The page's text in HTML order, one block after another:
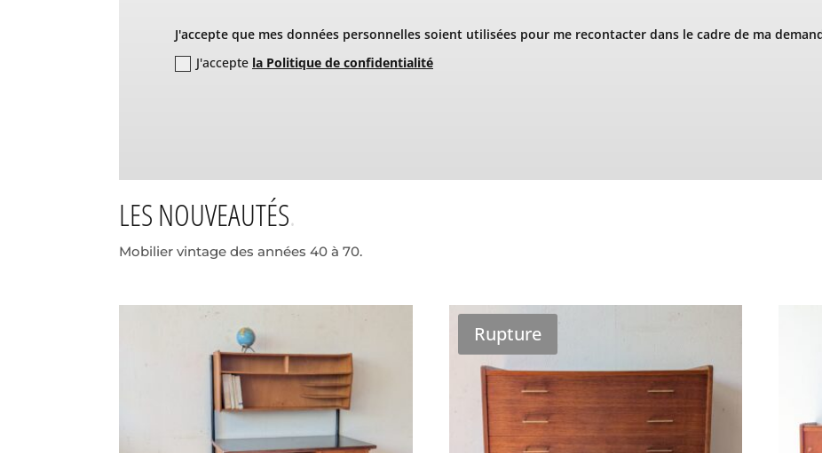
J'accepte que mes données personnelles soient utilisées pour me recontacter dans le cadre de ma
J'accepte la Politique de confidentialité
LES NOUVEAUTÉS
Mobilier vintage des années 40 à 70.
Rupture